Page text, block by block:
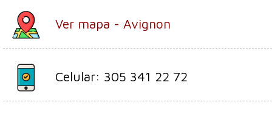
Ver mapa - Avignon
Celular: 305 341 22 72